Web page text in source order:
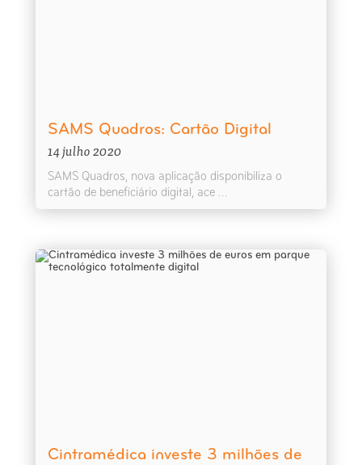
SAMS Quadros: Cartão Digital
14 julho 2020
SAMS Quadros, nova aplicação disponibiliza o
cartão de beneficiário digital, ace ...
Cintramédica investe 3 milhões de